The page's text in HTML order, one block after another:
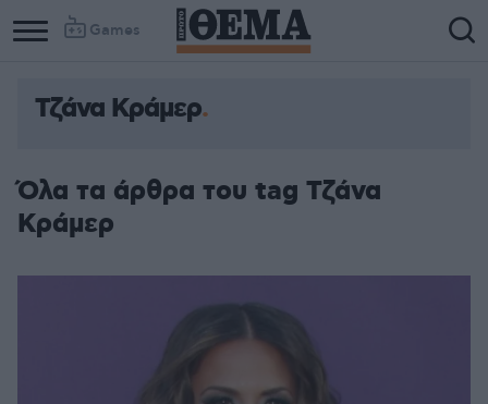
Games
Τζάνα Κράμερ
Όλα τα άρθρα του tag Τζάνα
Κράμερ